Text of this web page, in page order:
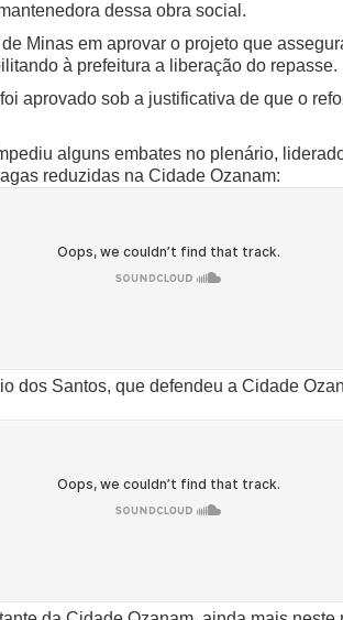
dessa obra social.
Minas em aprovar o projeto que
à prefeitura a liberação do repasse.
aprovado sob a justificativa de que o
alguns embates no plenário,
reduzidas na Cidade Ozanam:
dos Santos, que defendeu a Cidade